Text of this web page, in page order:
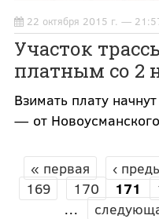
22 октября 2015 г. —
Участок
платным со 2
Взимать плату
— от
СТРАНИЦЫ
« первая ‹
169
170 171
…